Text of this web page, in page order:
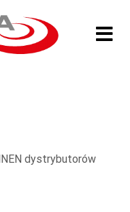
dystrybutorów